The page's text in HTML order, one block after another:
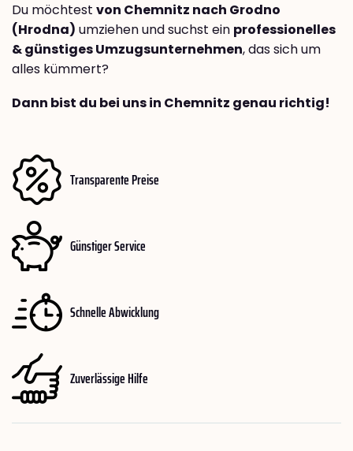
Du möchtest von Chemnitz nach Grodno
(Hrodna) umziehen und suchst ein professionelles
& günstiges Umzugsunternehmen, das sich um
alles kümmert?
Dann bist du bei uns in Chemnitz genau richtig!
Transparente Preise
Günstiger Service
Schnelle Abwicklung
Zuverlässige Hilfe